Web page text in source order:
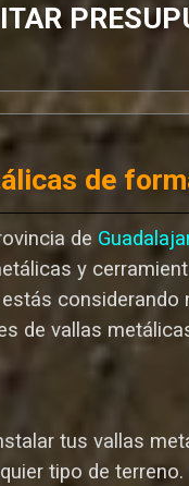
de
de
y
considerando
de vallas
tus vallas
tipo de